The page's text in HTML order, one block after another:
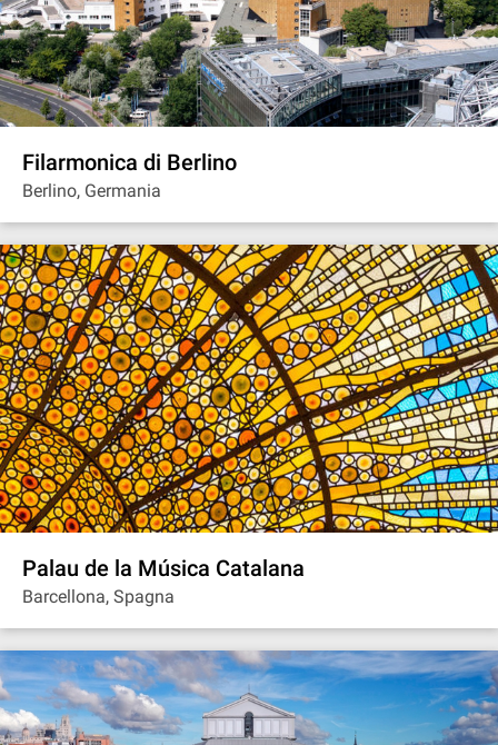
Filarmonica di Berlino
Berlino, Germania
Palau de la Música Catalana
Barcellona, Spagna